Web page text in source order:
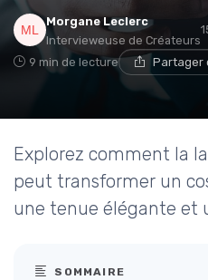
Morgane Leclerc
Intervieweuse de Créateurs
9 min de lecture Partager
Explorez comment la
peut transformer un
une tenue élégante et
SOMMAIRE